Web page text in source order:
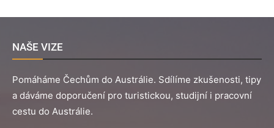
NAŠE VIZE
Pomáháme Čechům do Austrálie. Sdílíme zkušenosti, tipy
a dáváme doporučení pro turistickou, studijní i pracovní
cestu do Austrálie.